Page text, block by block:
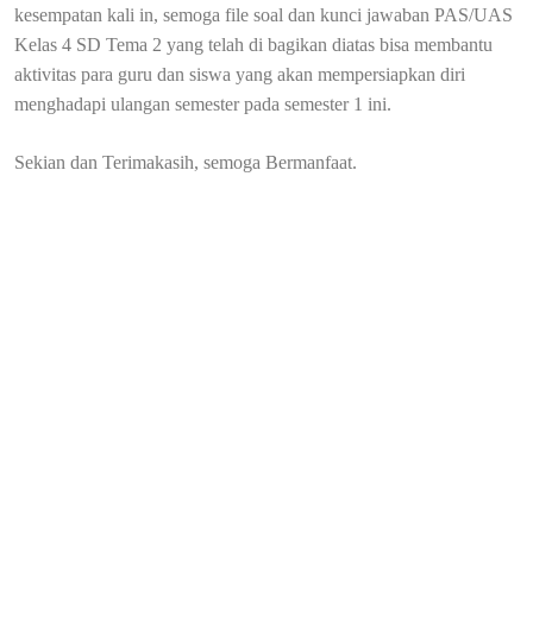
kesempatan kali in, semoga file soal dan kunci jawaban PAS/UAS
Kelas 4 SD Tema 2 yang telah di bagikan diatas bisa membantu
aktivitas para guru dan siswa yang akan mempersiapkan diri
menghadapi ulangan semester pada semester 1 ini.
Sekian dan Terimakasih, semoga Bermanfaat.